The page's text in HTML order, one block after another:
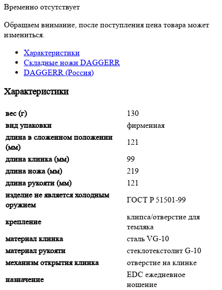
Временно отсутствует
Обращаем внимание, после поступления цена товара может
измениться.
Характеристики
Складные ножи DAGGERR
DAGGERR (Россия)
Характеристики
вес (г)
130
вид упаковки
фирменная
длина в сложенном положении
(мм)
121
длина клинка (мм)
99
длина ножа (мм)
219
длина рукояти (мм)
121
изделие не является холодным
оружием
ГОСТ P 51501-99
крепление
клипса/отверстие для
темляка
материал клинка
сталь VG-10
материал рукояти
стеклотекстолит G-10
механизм открытия клинка
отверстие на клинке
назначение
EDC ежедневное
ношение